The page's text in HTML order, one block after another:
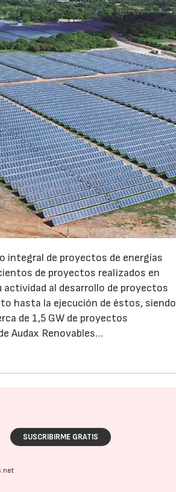
integral de proyectos de energías
de proyectos realizados en
al desarrollo de proyectos
hasta la ejecución de éstos, siendo
de 1,5 GW de proyectos
Audax Renovables…
SUSCRIBIRME GRATIS